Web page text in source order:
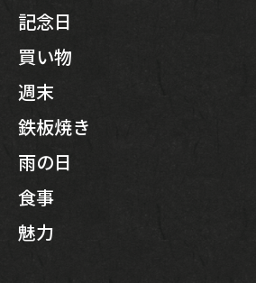
記念日
買い物
週末
鉄板焼き
雨の日
食事
魅力